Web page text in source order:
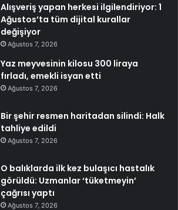
Alışveriş yapan herkesi ilgilendiriyor: 1
Ağustos’ta tüm dijital kurallar
değişiyor
Ağustos 7, 2026
Yaz meyvesinin kilosu 300 liraya
fırladı, emekli isyan etti
Ağustos 7, 2026
Bir şehir resmen haritadan silindi: Halk
tahliye edildi
Ağustos 7, 2026
O balıklarda ilk kez bulaşıcı hastalık
görüldü: Uzmanlar ‘tüketmeyin’
çağrısı yaptı
Ağustos 7, 2026